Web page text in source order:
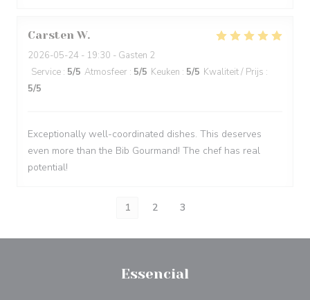
Carsten W
2026-05-24 - 19:30 - Gasten 2
Service : 5/5 Atmosfeer : 5/5 Keuken : 5/5 Kwaliteit / Prijs :
5/5
Exceptionally well-coordinated dishes. This deserves
even more than the Bib Gourmand! The chef has real
potential!
1 2 3
Essencial